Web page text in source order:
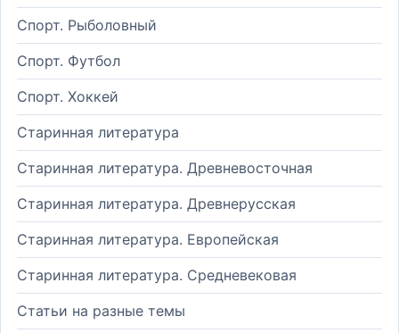
Спорт. Рыболовный
Спорт. Футбол
Спорт. Хоккей
Старинная литература
Старинная литература. Древневосточная
Старинная литература. Древнерусская
Старинная литература. Европейская
Старинная литература. Средневековая
Статьи на разные темы